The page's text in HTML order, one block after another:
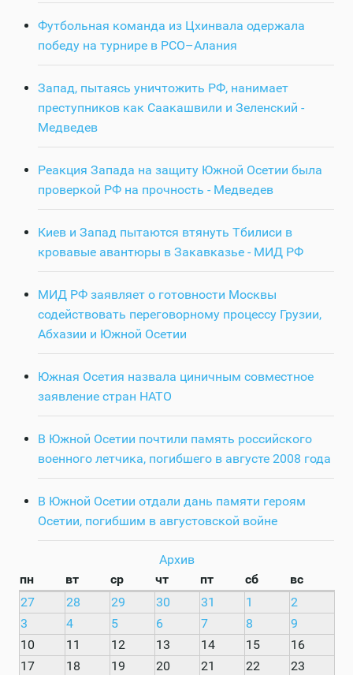
Футбольная команда из Цхинвала одержала
победу на турнире в РСО–Алания
Запад, пытаясь уничтожить РФ, нанимает
преступников как Саакашвили и Зеленский -
Медведев
Реакция Запада на защиту Южной Осетии была
проверкой РФ на прочность - Медведев
Киев и Запад пытаются втянуть Тбилиси в
кровавые авантюры в Закавказье - МИД РФ
МИД РФ заявляет о готовности Москвы
содействовать переговорному процессу Грузии,
Абхазии и Южной Осетии
Южная Осетия назвала циничным совместное
заявление стран НАТО
В Южной Осетии почтили память российского
военного летчика, погибшего в августе 2008 года
В Южной Осетии отдали дань памяти героям
Осетии, погибшим в августовской войне
Архив
пн
вт ср чт пт сб
вс
27
28 29 30 31 1
2
3
4 5 6 7 8
9
10
11 12 13 14 15
16
17
18 19 20 21 22
23